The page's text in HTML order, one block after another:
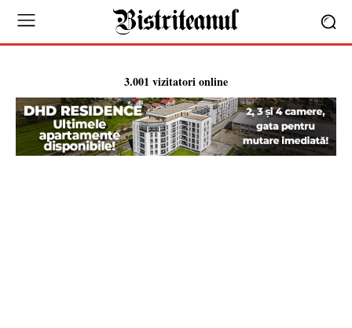
3.001 vizitatori online